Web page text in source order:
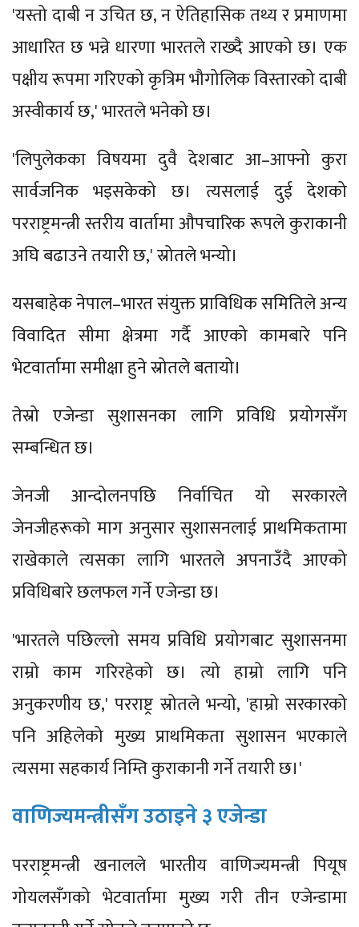
'यस्तो दाबी न उचित छ, न ऐतिहासिक तथ्य र प्रमाणमा
आधारित छ भन्ने धारणा भारतले राख्दै आएको छ। एक
पक्षीय रूपमा गरिएको कृत्रिम भौगोलिक विस्तारको दाबी
अस्वीकार्य छ,' भारतले भनेको छ।
'लिपुलेकका विषयमा दुवै देशबाट आ–आफ्नो कुरा
सार्वजनिक भइसकेको छ। त्यसलाई दुई देशको
परराष्ट्रमन्त्री स्तरीय वार्तामा औपचारिक रूपले कुराकानी
अघि बढाउने तयारी छ,' स्रोतले भन्यो।
यसबाहेक नेपाल–भारत संयुक्त प्राविधिक समितिले अन्य
विवादित सीमा क्षेत्रमा गर्दै आएको कामबारे पनि
भेटवार्तामा समीक्षा हुने स्रोतले बतायो।
तेस्रो एजेन्डा सुशासनका लागि प्रविधि प्रयोगसँग
सम्बन्धित छ।
जेनजी आन्दोलनपछि निर्वाचित यो सरकारले
जेनजीहरूको माग अनुसार सुशासनलाई प्राथमिकतामा
राखेकाले त्यसका लागि भारतले अपनाउँदै आएको
प्रविधिबारे छलफल गर्ने एजेन्डा छ।
'भारतले पछिल्लो समय प्रविधि प्रयोगबाट सुशासनमा
राम्रो काम गरिरहेको छ। त्यो हाम्रो लागि पनि
अनुकरणीय छ,' परराष्ट्र स्रोतले भन्यो, 'हाम्रो सरकारको
पनि अहिलेको मुख्य प्राथमिकता सुशासन भएकाले
त्यसमा सहकार्य निम्ति कुराकानी गर्ने तयारी छ।'
वाणिज्यमन्त्रीसँग उठाइने ३ एजेन्डा
परराष्ट्रमन्त्री खनालले भारतीय वाणिज्यमन्त्री पियूष
गोयलसँगको भेटवार्तामा मुख्य गरी तीन एजेन्डामा